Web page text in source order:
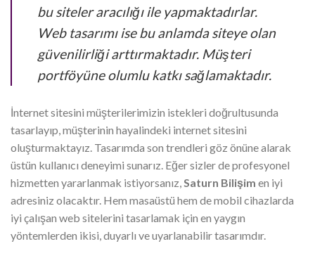
bu siteler aracılığı ile yapmaktadırlar.
Web tasarımı ise bu anlamda siteye olan
güvenilirliği arttırmaktadır. Müşteri
portföyüne olumlu katkı sağlamaktadır.
İnternet sitesini müşterilerimizin istekleri doğrultusunda
tasarlayıp, müşterinin hayalindeki internet sitesini
oluşturmaktayız. Tasarımda son trendleri göz önüne alarak
üstün kullanıcı deneyimi sunarız. Eğer sizler de profesyonel
hizmetten yararlanmak istiyorsanız,Saturn Bilişim en iyi
adresiniz olacaktır. Hem masaüstü hem de mobil cihazlarda
iyi çalışan web sitelerini tasarlamak için en yaygın
yöntemlerden ikisi, duyarlı ve uyarlanabilir tasarımdır.